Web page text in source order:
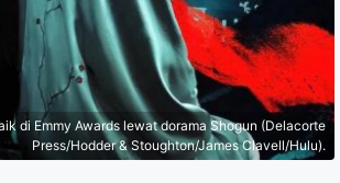
di Emmy Awards lewat dorama Shogun (Delacorte
Press/Hodder & Stoughton/James Clavell/Hulu).